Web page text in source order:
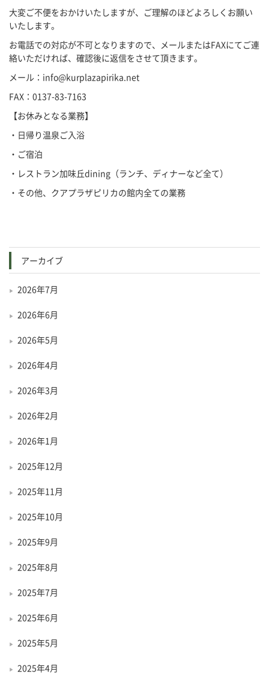
大変ご不便をおかけいたしますが、ご理解のほどよろしくお願い
いたします。
お電話での対応が不可となりますので、メールまたはFAXにてご連
絡いただければ、確認後に返信をさせて頂きます。
メール：info@kurplazapirika.net
FAX：0137-83-7163
【お休みとなる業務】
・日帰り温泉ご入浴
・ご宿泊
・レストラン加味丘dining（ランチ、ディナーなど全て）
・その他、クアプラザピリカの館内全ての業務
アーカイブ
2026年7月
2026年6月
2026年5月
2026年4月
2026年3月
2026年2月
2026年1月
2025年12月
2025年11月
2025年10月
2025年9月
2025年8月
2025年7月
2025年6月
2025年5月
2025年4月